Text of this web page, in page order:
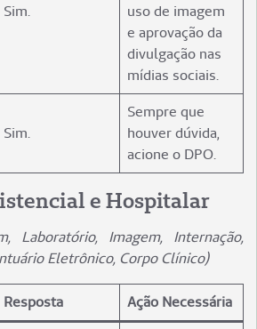
Sim.
uso de imagem
e aprovação da
divulgação nas
mídias sociais.
Sim.
Sempre que
houver dúvida,
acione o DPO.
e Hospitalar
Laboratório, Imagem, Internação,
Eletrônico, Corpo Clínico)
Resposta Ação Necessária